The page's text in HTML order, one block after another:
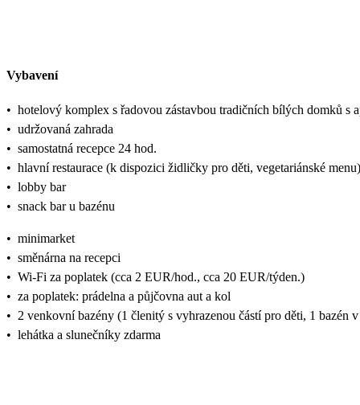
Vybavení
• hotelový komplex s řadovou zástavbou tradičních bílých domků s
• udržovaná zahrada
• samostatná recepce 24 hod.
• hlavní restaurace (k dispozici židličky pro děti, vegetariánské menu)
• lobby bar
• snack bar u bazénu
• minimarket
• směnárna na recepci
• Wi-Fi za poplatek (cca 2 EUR/hod., cca 20 EUR/týden.)
• za poplatek: prádelna a půjčovna aut a kol
• 2 venkovní bazény (1 členitý s vyhrazenou částí pro děti, 1 bazén
• lehátka a slunečníky zdarma